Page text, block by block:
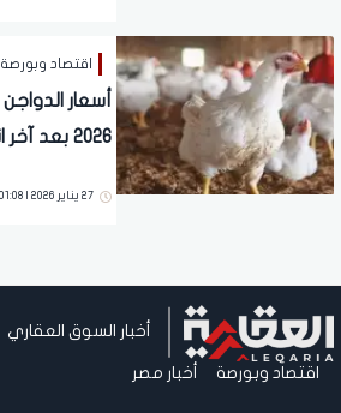
اقتصاد وبورصة
2026 بعد آخر انخفاض
27 يناير 2026 | 01:08 صباحاً
أخبار السوق العقاري
اقتصاد وبورصة أخبار مصر